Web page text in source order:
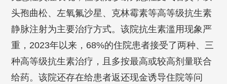
头孢曲松、左氧氟沙星、克林霉素等高等级抗生素
静脉注射为主要治疗方式。该院抗生素滥用现象严
重，2023年以来，68%的住院患者接受了两种、三
种高等级抗生素治疗，且多按最高或较高剂量联合
给药。该院还存在给患者返还现金诱导住院等问